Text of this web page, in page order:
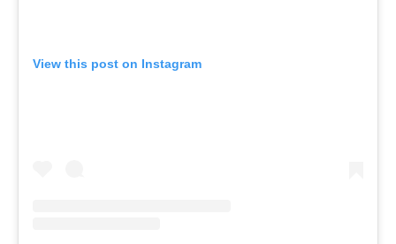
View this post on Instagram